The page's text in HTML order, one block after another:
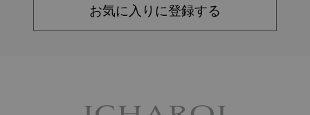
お気に入りに登録する